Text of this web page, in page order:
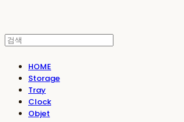
HOME
Storage
Tray
Clock
Objet